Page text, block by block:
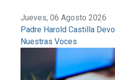
Jueves, 06 Agosto 2026
Padre Harold Castilla
Nuestras Voces